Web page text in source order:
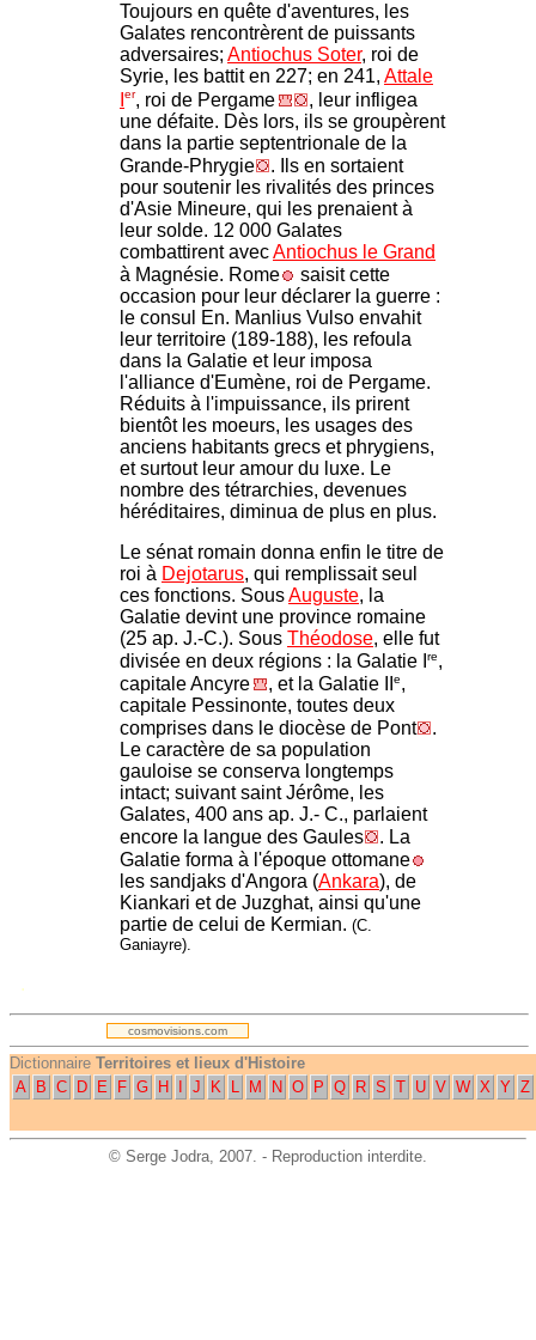
Toujours en quête d'aventures, les
Galates rencontrèrent de puissants
adversaires; Antiochus Soter, roi de
Syrie, les battit en 227; en 241, Attale
er, roi de Pergame
, leur infligea
une défaite. Dès lors, ils se groupèrent
dans la partie septentrionale de la
Grande-Phrygie
. Ils en sortaient
pour soutenir les rivalités des princes
d'Asie Mineure, qui les prenaient à
leur solde. 12 000 Galates
combattirent avecAntiochus le Grand
à Magnésie. Rome
saisit cette
occasion pour leur déclarer la guerre :
le consul En. Manlius Vulso envahit
leur territoire (189-188), les refoula
dans la Galatie et leur imposa
l'alliance d'Eumène, roi de Pergame.
Réduits à l'impuissance, ils prirent
bientôt les moeurs, les usages des
anciens habitants grecs et phrygiens,
et surtout leur amour du luxe. Le
nombre des tétrarchies, devenues
héréditaires, diminua de plus en plus.
Le sénat romain donna enfin le titre de
roi à Dejotarus, qui remplissait seul
ces fonctions. SousAuguste, la
Galatie devint une province romaine
(25 ap. J.-C.). Sous Théodose, elle fut
divisée en deux régions : la Galatie I
re,
capitale Ancyre
, et la Galatie II e,
capitale Pessinonte, toutes deux
comprises dans le diocèse de Pont
.
Le caractère de sa population
gauloise se conserva longtemps
intact; suivant saint Jérôme, les
Galates, 400 ans ap. J.- C., parlaient
encore la langue des Gaules
. La
Galatie forma à l'époque ottomane
les sandjaks d'Angora (Ankara), de
Kiankari et de Juzghat, ainsi qu'une
partie de celui de Kermian. (C.
Ganiayre).
.
cosmovisions.com
Dictionnaire Territoires et lieux d'Histoire
A
B C D E F G H J K L M N O P Q R S T U V W X Y Z
© Serge Jodra, 2007. - Reproduction interdite.